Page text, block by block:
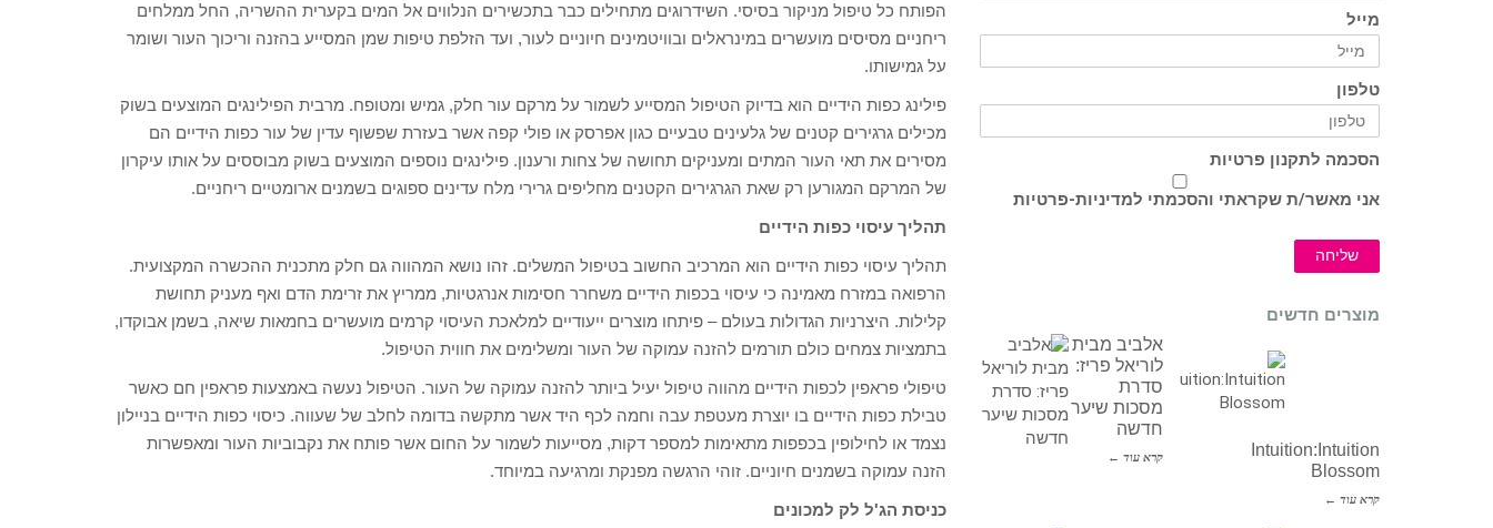
הפותח כל טיפול מניקור בסיסי. השידרוגים מתחילים כבר בתכשירים הנלווים אל המים בקערית ההשריה, החל ממלחים
ריחניים מסיסים מועשרים במינראלים ובוויטמינים חיוניים לעור, ועד הזלפת טיפות שמן המסייע בהזנה וריכוך העור ושומר
על גמישותו.
פילינג כפות הידיים הוא בדיוק הטיפול המסייע לשמור על מרקם עור חלק, גמיש ומטופח. מרבית הפילינגים המוצעים בשוק
מכילים גרגירים קטנים של גלעינים טבעיים כגון אפרסק או פולי קפה אשר בעזרת שפשוף עדין של עור כפות הידיים הם
מסירים את תאי העור המתים ומעניקים תחושה של צחות ורענון. פילינגים נוספים המוצעים בשוק מבוססים על אותו עיקרון
של המרקם המגורען רק שאת הגרגירים הקטנים מחליפים גרירי מלח עדינים ספוגים בשמנים ארומטיים ריחניים.
תהליך עיסוי כפות הידיים
תהליך עיסוי כפות הידיים הוא המרכיב החשוב בטיפול המשלים. זהו נושא המהווה גם חלק מתכנית ההכשרה המקצועית.
הרפואה במזרח מאמינה כי עיסוי בכפות הידיים משחרר חסימות אנרגטיות, ממריץ את זרימת הדם ואף מעניק תחושת
קלילות. היצרניות הגדולות בעולם – פיתחו מוצרים ייעודיים למלאכת העיסוי קרמים מועשרים בחמאות שיאה, בשמן אבוקדו,
בתמציות צמחים כולם תורמים להזנה עמוקה של העור ומשלימים את חווית הטיפול.
טיפולי פראפין לכפות הידיים מהווה טיפול יעיל ביותר להזנה עמוקה של העור. הטיפול נעשה באמצעות פראפין חם כאשר
טבילת כפות הידיים בו יוצרת מעטפת עבה וחמה לכף היד אשר מתקשה בדומה לחלב של שעווה. כיסוי כפות הידיים בניילון
נצמד או לחילופין בכפפות מתאימות למספר דקות, מסייעות לשמור על החום אשר פותח את נקבוביות העור ומאפשרות
הזנה עמוקה בשמנים חיוניים. זוהי הרגשה מפנקת ומרגיעה במיוחד.
כניסת הג'ל לק למכונים
מייל
טלפון
הסכמה לתקנון פרטיות
אני מאשר/ת שקראתי והסכמתי למדיניות-פרטיות
שליחה
מוצרים חדשים
אלביב מבית
לוריאל פריז:
סדרת
מסכות שיער
חדשה
קרא עוד ←
Intuition:Intuition
Blossom
קרא עוד ←